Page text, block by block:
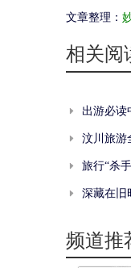
文章整理：
相关阅
出游必读
汶川旅游
旅行“杀
深藏在旧
频道推